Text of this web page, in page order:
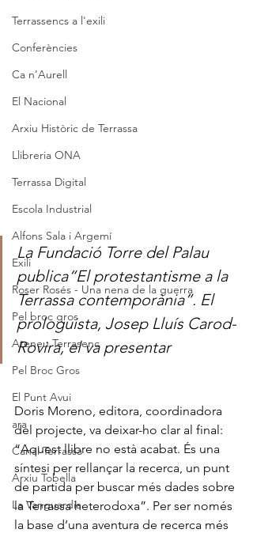
Terrassencs a l'exili
Conferències
Ca n'Aurell
El Nacional
Arxiu Històric de Terrassa
Llibreria ONA
Terrassa Digital
Escola Industrial
Alfons Sala i Argemí
Exili
Roser Rosés - Una nena de la guerra
Pel broc gros
Ateneu Terrasenc
Pel Broc Gros
El Punt Avui
ara
Canal Terrassa
Arxiu Tobella
La Vanguardia
La Fundació Torre del Palau
publica“El protestantisme a la
Terrassa contemporània”. El
prologuista, Josep Lluís Carod-
Rovira, el va presentar
Doris Moreno, editora, coordinadora
del projecte, va deixar-ho clar al final:
“Aquest llibre no està acabat. És una
síntesi per rellançar la recerca, un punt
de partida per buscar més dades sobre
la Terrassa heterodoxa”. Per ser només
la base d’una aventura de recerca més